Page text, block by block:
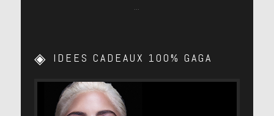
IDEES CADEAUX 100% GAGA